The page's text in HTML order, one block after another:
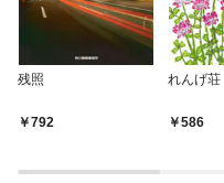
残照
792
れんげ荘
586